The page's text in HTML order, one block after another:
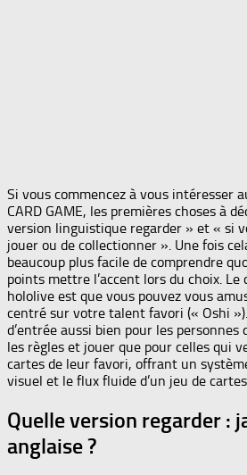
Si vous commencez à vous intéresser
CARD GAME, les premières choses à
version linguistique regarder » et « si
jouer ou de collectionner ». Une fois
beaucoup plus facile de comprendre
points mettre l’accent lors du choix.
hololive est que vous pouvez vous
centré sur votre talent favori (« Oshi
d’entrée aussi bien pour les
les règles et jouer que pour celles qui
cartes de leur favori, offrant un
visuel et le flux fluide d’un jeu de
Quelle version regarder :
anglaise ?